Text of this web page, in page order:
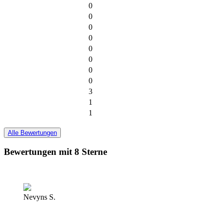
0
0
0
0
0
0
0
0
3
1
1
Alle Bewertungen
Bewertungen mit 8 Sterne
Nevyns S.